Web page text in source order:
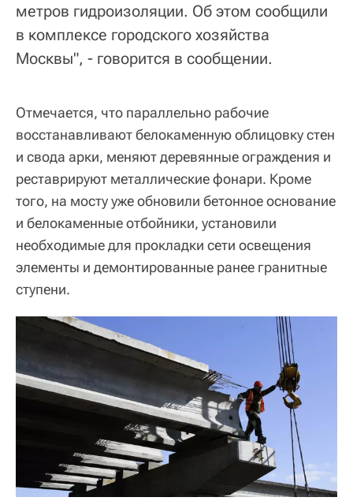
метров гидроизоляции. Об этом сообщили
в комплексе городского хозяйства
Москвы", - говорится в сообщении.
Отмечается, что параллельно рабочие
восстанавливают белокаменную облицовку стен
и свода арки, меняют деревянные ограждения и
реставрируют металлические фонари. Кроме
того, на мосту уже обновили бетонное основание
и белокаменные отбойники, установили
необходимые для прокладки сети освещения
элементы и демонтированные ранее гранитные
ступени.